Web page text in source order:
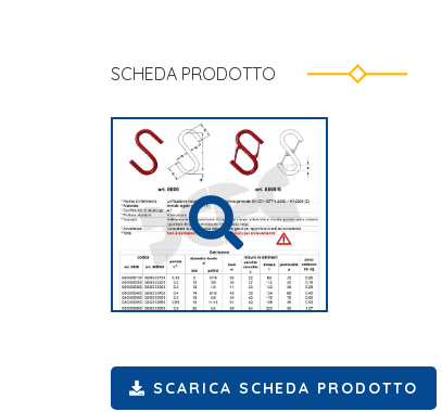
SCHEDA PRODOTTO
SCARICA SCHEDA PRODOTTO